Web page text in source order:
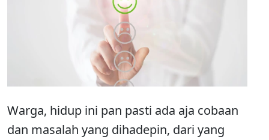
Warga, hidup ini pan pasti ada aja cobaan
dan masalah yang dihadepin, dari yang